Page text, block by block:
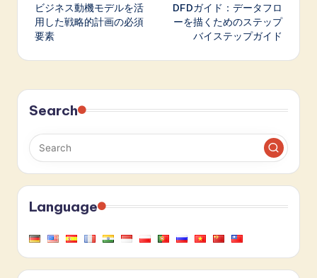
navigation
ビジネス動機モデルを活
用した戦略的計画の必須
要素
DFDガイド：データフロ
ーを描くためのステップ
バイステップガイド
Search
Language